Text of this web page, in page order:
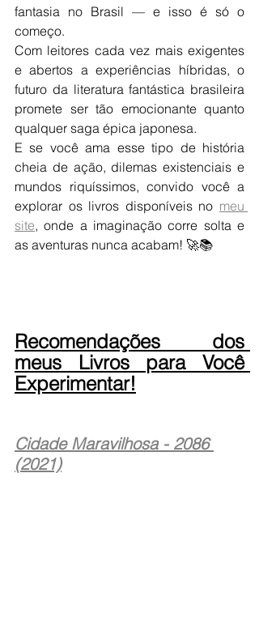
fantasia no Brasil — e isso é só o
começo.
Com leitores cada vez mais exigentes
e abertos a experiências híbridas, o
futuro da literatura fantástica brasileira
promete ser tão emocionante quanto
qualquer saga épica japonesa.
E se você ama esse tipo de história
cheia de ação, dilemas existenciais e
mundos riquíssimos, convido você a
explorar os livros disponíveis no meu
site, onde a imaginação corre solta e
as aventuras nunca acabam! 🚀📚
Recomendações dos
meus Livros para Você
Experimentar!
Cidade Maravilhosa - 2086
(2021)